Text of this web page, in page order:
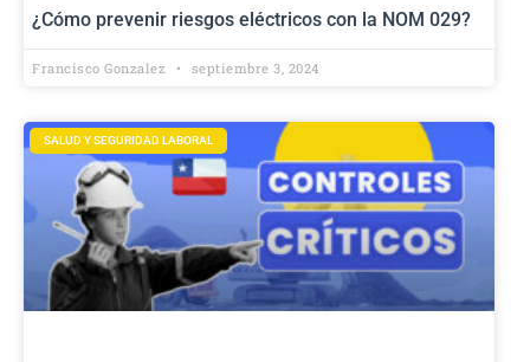
¿Cómo prevenir riesgos eléctricos con la NOM 029?
Francisco Gonzalez septiembre 3, 2024
SALUD Y SEGURIDAD LABORAL